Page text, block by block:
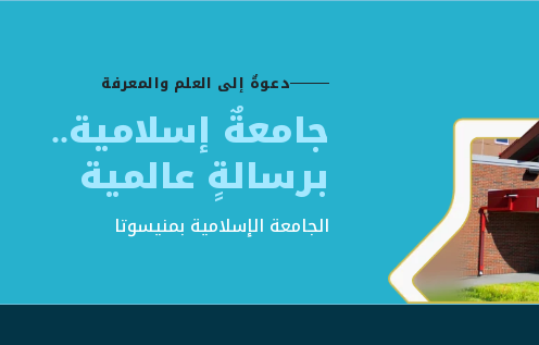
دعوةٌ إلى العلم والمعرفة
جامعةٌ إسلامية..
برسالةٍ عالمية
الجامعة الإسلامية بمنيسوتا